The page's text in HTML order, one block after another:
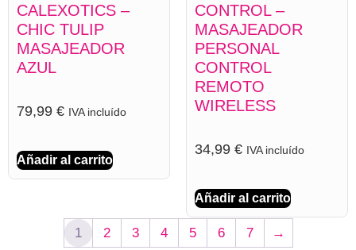
CALEXOTICS –
CHIC TULIP
MASAJEADOR
AZUL
79,99 € IVA incluído
Añadir al carrito
CONTROL –
MASAJEADOR
PERSONAL
CONTROL
REMOTO
WIRELESS
34,99 € IVA incluído
Añadir al carrito
1 2 3 4 5 6 7 →